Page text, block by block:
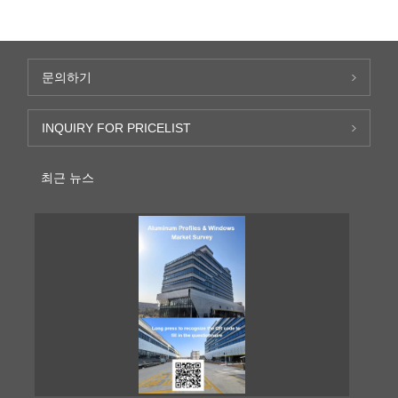
문의하기
INQUIRY FOR PRICELIST
최근 뉴스